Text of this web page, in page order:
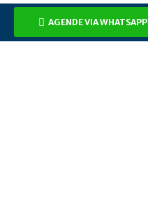
AGENDE VIA WHATSAPP